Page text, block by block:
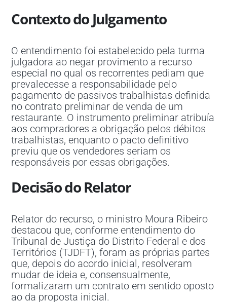
Contexto do Julgamento
O entendimento foi estabelecido pela turma
julgadora ao negar provimento a recurso
especial no qual os recorrentes pediam que
prevalecesse a responsabilidade pelo
pagamento de passivos trabalhistas definida
no contrato preliminar de venda de um
restaurante. O instrumento preliminar atribuía
aos compradores a obrigação pelos débitos
trabalhistas, enquanto o pacto definitivo
previu que os vendedores seriam os
responsáveis por essas obrigações.
Decisão do Relator
Relator do recurso, o ministro Moura Ribeiro
destacou que, conforme entendimento do
Tribunal de Justiça do Distrito Federal e dos
Territórios (TJDFT), foram as próprias partes
que, depois do acordo inicial, resolveram
mudar de ideia e, consensualmente,
formalizaram um contrato em sentido oposto
ao da proposta inicial.